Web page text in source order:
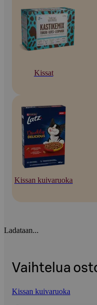
Kissat
Kissan kuivaruoka
Ladataan...
Vaihtelua
Kissan kuivaruoka